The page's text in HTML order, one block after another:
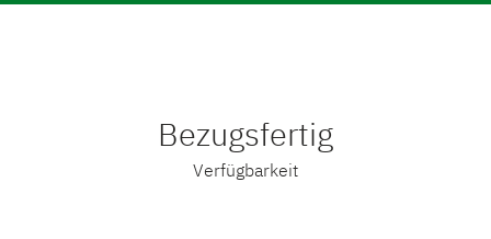
Bezugsfertig
Verfügbarkeit